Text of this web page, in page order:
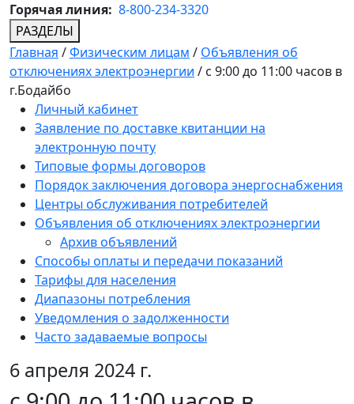
Горячая линия: 8-800-234-3320
РАЗДЕЛЫ
Главная /Физическим лицам / Объявления об
отключениях электроэнергии / с 9:00 до 11:00 часов в
г.Бодайбо
Личный кабинет
Заявление по доставке квитанции на
электронную почту
Типовые формы договоров
Порядок заключения договора энергоснабжения
Центры обслуживания потребителей
Объявления об отключениях электроэнергии
Архив объявлений
Способы оплаты и передачи показаний
Тарифы для населения
Диапазоны потребления
Уведомления о задолженности
Часто задаваемые вопросы
6 апреля 2024 г.